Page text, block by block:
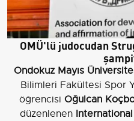
OMÜ'lü judocudan
Ondokuz Mayıs
Bilimleri Fakültesi Spor
öğrencisi Oğulcan
düzenlenen